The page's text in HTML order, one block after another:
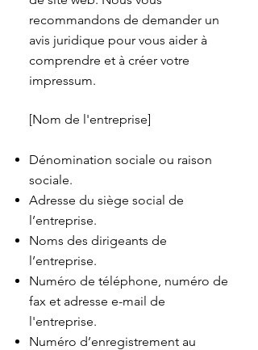
recommandons de demander un
avis juridique pour vous aider à
comprendre et à créer votre
impressum.
[Nom de l'entreprise]
Dénomination sociale ou raison
sociale.
Adresse du siège social de
l’entreprise.
Noms des dirigeants de
l’entreprise.
Numéro de téléphone, numéro de
fax et adresse e-mail de
l'entreprise.
Numéro d’enregistrement au